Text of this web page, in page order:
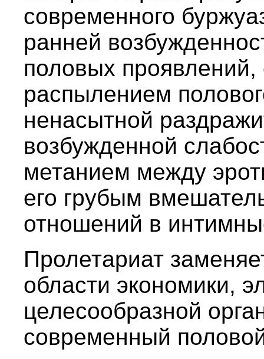
современного
ранней
половых
распылением
ненасытной
возбужденной
метанием между
его грубым
отношений в
Пролетариат
области экономики,
целесообразной
современный